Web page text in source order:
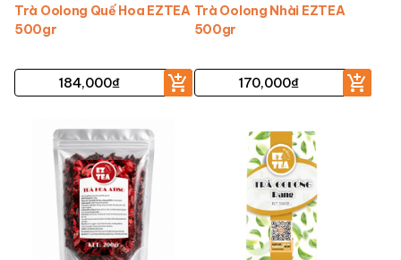
Trà Oolong Quế Hoa EZTEA
500gr
184,000₫
Trà Oolong Nhài EZTEA
500gr
170,000₫